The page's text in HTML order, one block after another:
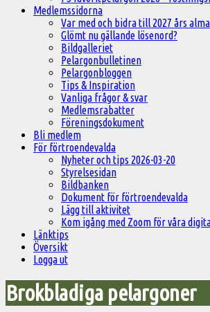
Medlemssidorna
Var med och bidra till 2027 års
Glömt nu gällande lösenord?
Bildgalleriet
Pelargonbulletinen
Pelargonbloggen
Tips & Inspiration
Vanliga frågor & svar
Medlemsrabatter
Föreningsdokument
Bli medlem
För förtroendevalda
Nyheter och tips 2026-03-20
Styrelsesidan
Bildbanken
Dokument för förtroendevalda
Lägg till aktivitet
Kom igång med Zoom för våra
Länktips
Översikt
Logga ut
Brokbladiga pelargoner